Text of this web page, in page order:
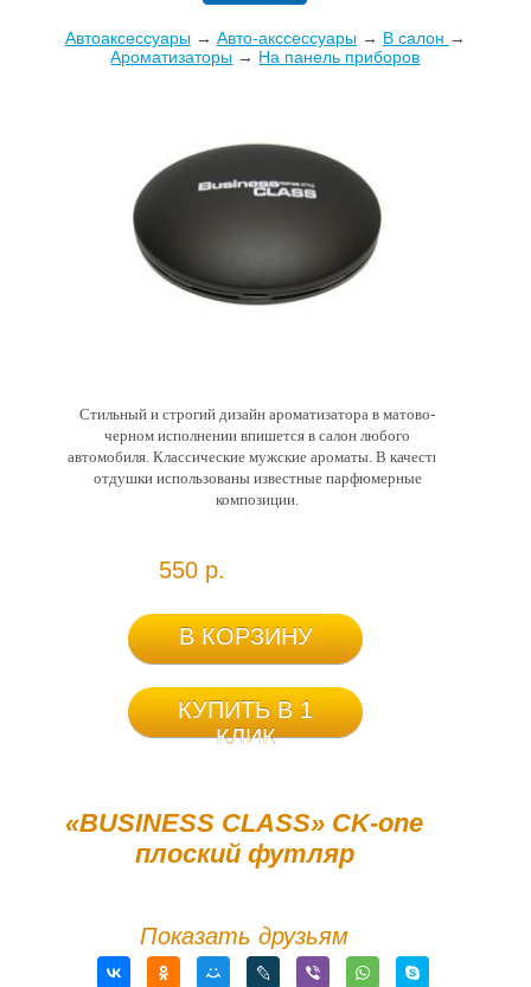
Автоаксессуары→ Авто-акссессуары→ В салон →
Ароматизаторы → На панель приборов
«BUSINESS CLASS» CK-one
плоский футляр
Стильный и строгий дизайн ароматизатора в матово-
черном исполнении впишется в салон любого
автомобиля. Классические мужские ароматы. В качестве
отдушки использованы известные парфюмерные
композиции.
550 р.
В КОРЗИНУ
КУПИТЬ В 1
КЛИК
Показать друзьям